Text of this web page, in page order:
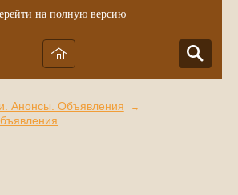
на полную версию
Анонсы. Объявления →